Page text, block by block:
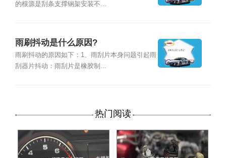
的根源是刮条支撑钢架安装不...
雨刷抖动是什么原因?
雨刷抖动的原因如下：1、雨刮片本身问题引起雨
刮器片抖动：雨刮片是橡胶制...
热门阅读